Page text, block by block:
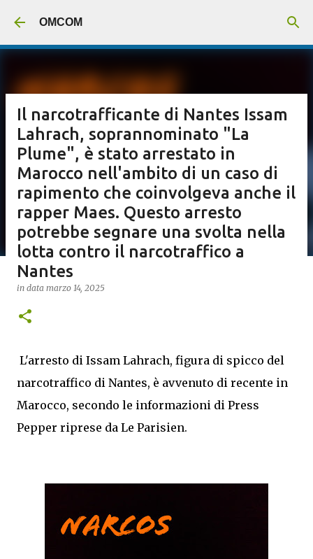
OMCOM
Il narcotrafficante di Nantes Issam
Lahrach, soprannominato "La
Plume", è stato arrestato in
Marocco nell'ambito di un caso di
rapimento che coinvolgeva anche il
rapper Maes. Questo arresto
potrebbe segnare una svolta nella
lotta contro il narcotraffico a
Nantes
in data marzo 14, 2025
L'arresto di Issam Lahrach, figura di spicco del
narcotraffico di Nantes, è avvenuto di recente in
Marocco, secondo le informazioni di Press
Pepper riprese da Le Parisien.